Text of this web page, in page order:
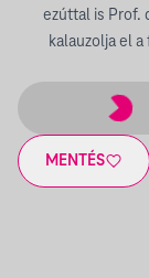
ezúttal is Prof.
kalauzolja el
MENTÉS